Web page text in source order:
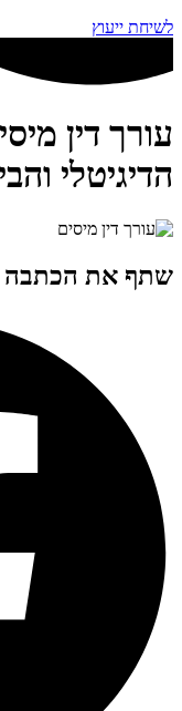
לשיחת ייעוץ
עורך דין
הדיגיטלי
שתף את הכתבה